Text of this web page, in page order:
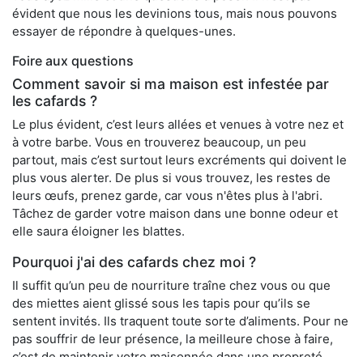
évident que nous les devinions tous, mais nous pouvons
essayer de répondre à quelques-unes.
Foire aux questions
Comment savoir si ma maison est infestée par
les cafards ?
Le plus évident, c’est leurs allées et venues à votre nez et
à votre barbe. Vous en trouverez beaucoup, un peu
partout, mais c’est surtout leurs excréments qui doivent le
plus vous alerter. De plus si vous trouvez, les restes de
leurs œufs, prenez garde, car vous n'êtes plus à l'abri.
Tâchez de garder votre maison dans une bonne odeur et
elle saura éloigner les blattes.
Pourquoi j'ai des cafards chez moi ?
Il suffit qu’un peu de nourriture traîne chez vous ou que
des miettes aient glissé sous les tapis pour qu’ils se
sentent invités. Ils traquent toute sorte d’aliments. Pour ne
pas souffrir de leur présence, la meilleure chose à faire,